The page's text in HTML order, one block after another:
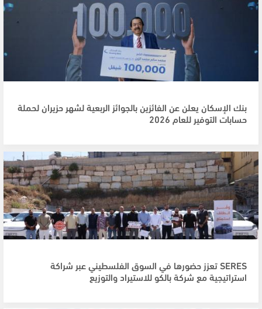
بنك الإسكان يعلن عن الفائزين بالجوائز الربعية لشهر حزيران لحملة
حسابات التوفير للعام 2026
SERES تعزز حضورها في السوق الفلسطيني عبر شراكة
استراتيجية مع شركة بالكو للاستيراد والتوزيع